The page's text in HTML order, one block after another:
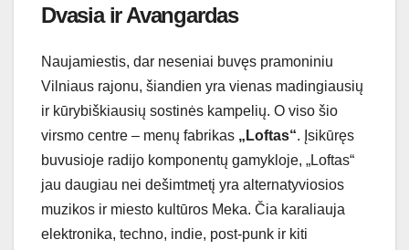
Dvasia ir Avangardas
Naujamiestis, dar neseniai buvęs pramoniniu
Vilniaus rajonu, šiandien yra vienas madingiausių
ir kūrybiškiausių sostinės kampelių. O viso šio
virsmo centre – menų fabrikas „Loftas“. Įsikūręs
buvusioje radijo komponentų gamykloje, „Loftas“
jau daugiau nei dešimtmetį yra alternatyviosios
muzikos ir miesto kultūros Meka. Čia karaliauja
elektronika, techno, indie, post-punk ir kiti